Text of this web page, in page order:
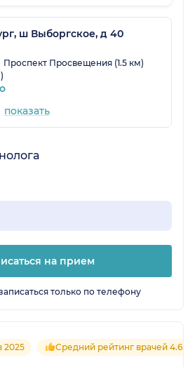
историю визитов и
По ДМС неоднократно
довольна.
ш Выборгское, д 40
Проспект Просвещения (1.5 км)
показать
на прием
только по телефону
2025 Средний рейтинг врачей 4.6